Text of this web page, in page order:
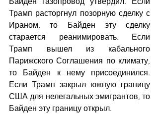
Трамп расторгнул позорную сделку с
Ираном, то Байден эту сделку
старается реанимировать. Если
Трамп вышел из кабального
Парижского Соглашения по климату,
то Байден к нему присоединился.
Если Трамп закрыл южную границу
США для нелегальных эмигрантов, то
Байден эту границу открыл.